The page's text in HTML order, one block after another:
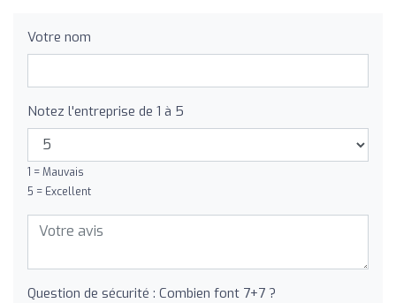
Votre nom
Notez l'entreprise de 1 à 5
1 = Mauvais
5 = Excellent
Question de sécurité : Combien font 7+7 ?